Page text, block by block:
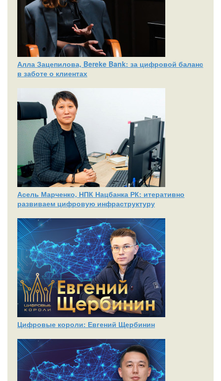
Алла Зацепилова, Bereke Bank: за цифровой баланс
в заботе о клиентах
Асель Марченко, НПК Нацбанка РК: итеративно
развиваем цифровую инфраструктуру
Цифровые короли: Евгений Щербинин